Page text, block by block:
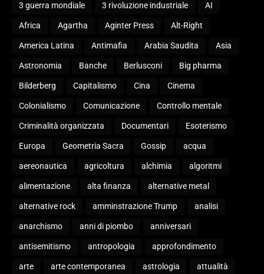
3 guerra mondiale 3 rivoluzione industriale AI
Africa Agartha Aginter Press Alt-Right
America Latina Antimafia Arabia Saudita Asia
Astronomia Banche Berlusconi Big pharma
Bilderberg Capitalismo Cina Cinema
Colonialismo Comunicazione Controllo mentale
Criminalità organizzata Documentari Esoterismo
Europa Geometria Sacra Gossip acqua
aereonautica agricoltura alchimia algoritmi
alimentazione alta finanza alternative metal
alternative rock amminstrazione Trump analisi
anarchismo anni di piombo anniversari
antisemitismo antropologia approfondimento
arte arte contemporanea astrologia attualità